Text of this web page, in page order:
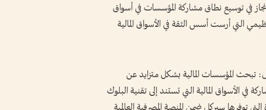
في توسيع نطاق مشاركة المؤسسات في أسواق
التي أرست أسس الثقة في الأسواق المالية
تبحث المؤسسات المالية بشكل متزايد عن
في الأسواق المالية التي تستند إلى تقنية البلوك